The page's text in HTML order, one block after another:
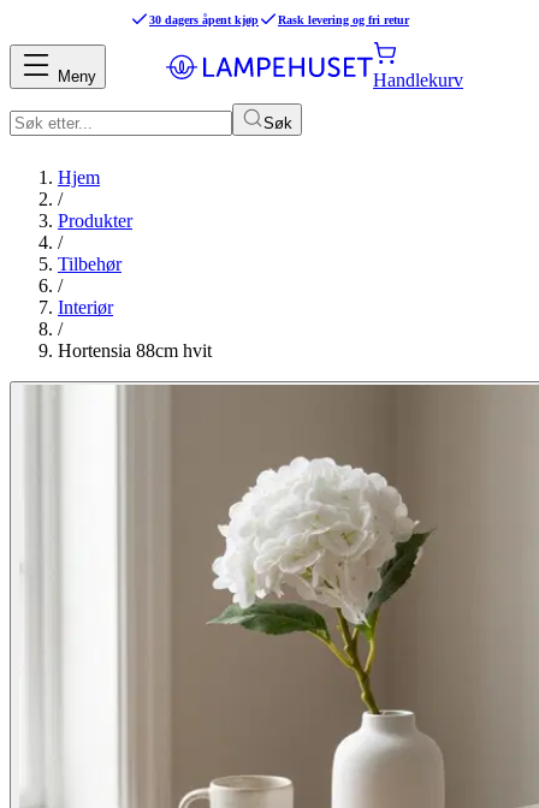
30 dagers åpent kjøp Rask levering og fri retur
Søk
Handlekurv
Meny
Hjem
/
Produkter
/
Tilbehør
/
Interiør
/
Hortensia 88cm hvit